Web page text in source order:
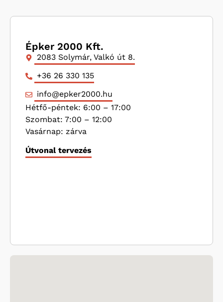
Épker 2000 Kft.
2083 Solymár, Valkó út 8.
+36 26 330 135
info@epker2000.hu
Hétfő-péntek: 6:00 – 17:00
Szombat: 7:00 – 12:00
Vasárnap: zárva
Útvonal tervezés